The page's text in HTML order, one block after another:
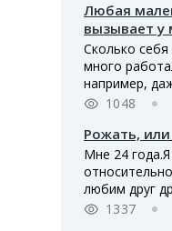
Любая
вызывает у
Сколько
много
например,
1048
Рожать,
Мне 24
любим друг
1337